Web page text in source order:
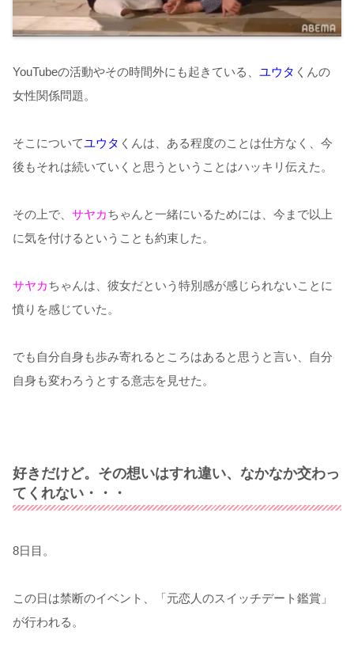
YouTubeの活動やその時間外にも起きている、 ユウタ くんの
女性関係問題。
そこについてユウタ くんは、ある程度のことは仕方なく、今
後もそれは続いていくと思うということはハッキリ伝えた。
その上で、 サヤカちゃんと一緒にいるためには、今まで以上
に気を付けるということも約束した。
サヤカちゃんは、彼女だという特別感が感じられないことに
憤りを感じていた。
でも自分自身も歩み寄れるところはあると思うと言い、自分
自身も変わろうとする意志を見せた。
好きだけど。その想いはすれ違い、なかなか交わっ
てくれない・・・
8日目。
この日は禁断のイベント、「元恋人のスイッチデート鑑賞」
が行われる。